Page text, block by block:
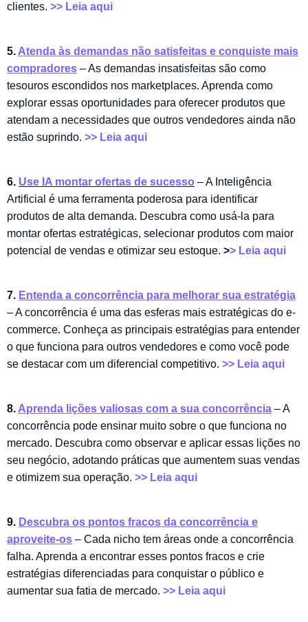
clientes. >> Leia aqui
5. Atenda às demandas não satisfeitas e conquiste mais
compradores – As demandas insatisfeitas são como
tesouros escondidos nos marketplaces. Aprenda como
explorar essas oportunidades para oferecer produtos que
atendam a necessidades que outros vendedores ainda não
estão suprindo. >> Leia aqui
6. Use IA montar ofertas de sucesso – A Inteligência
Artificial é uma ferramenta poderosa para identificar
produtos de alta demanda. Descubra como usá-la para
montar ofertas estratégicas, selecionar produtos com maior
potencial de vendas e otimizar seu estoque. >> Leia aqui
7. Entenda a concorrência para melhorar sua estratégia
– A concorrência é uma das esferas mais estratégicas do e-
commerce. Conheça as principais estratégias para entender
o que funciona para outros vendedores e como você pode
se destacar com um diferencial competitivo. >> Leia aqui
8. Aprenda lições valiosas com a sua concorrência – A
concorrência pode ensinar muito sobre o que funciona no
mercado. Descubra como observar e aplicar essas lições no
seu negócio, adotando práticas que aumentem suas vendas
e otimizem sua operação. >> Leia aqui
9. Descubra os pontos fracos da concorrência e
aproveite-os – Cada nicho tem áreas onde a concorrência
falha. Aprenda a encontrar esses pontos fracos e crie
estratégias diferenciadas para conquistar o público e
aumentar sua fatia de mercado. >> Leia aqui